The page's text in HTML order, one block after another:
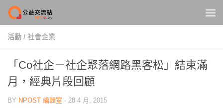
Skip to content
活動 / 社會企業
「Co社企－社企聚落網路黑客松」結束滿
月，經典片段回顧
BY NPOST 編輯室 · 28 4 月, 2015